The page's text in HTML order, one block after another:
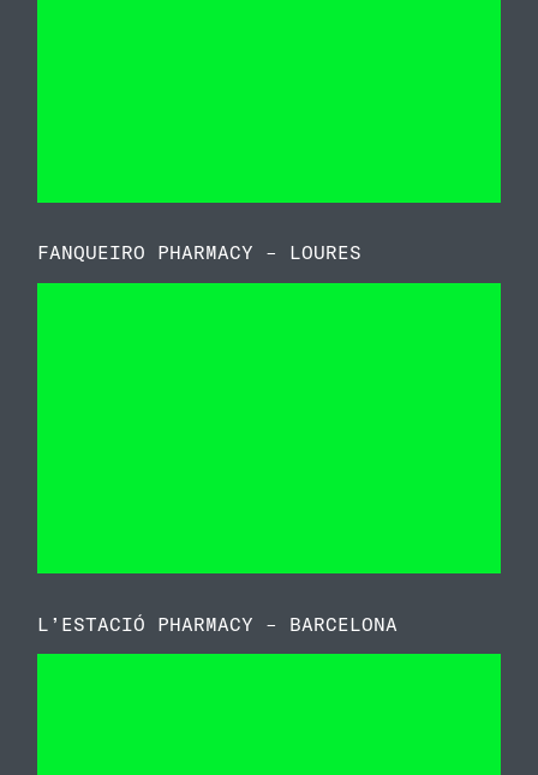
FANQUEIRO PHARMACY – LOURES
L’ESTACIÓ PHARMACY – BARCELONA